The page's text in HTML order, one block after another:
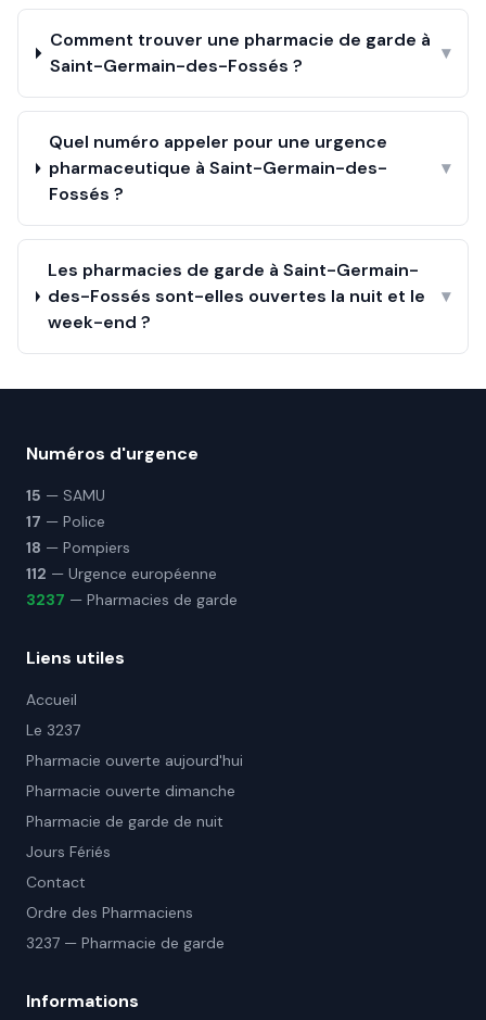
Comment trouver une pharmacie de garde à
Saint-Germain-des-Fossés ?
▾
Quel numéro appeler pour une urgence
pharmaceutique à Saint-Germain-des-
Fossés ?
▾
Les pharmacies de garde à Saint-Germain-
des-Fossés sont-elles ouvertes la nuit et le
week-end ?
▾
Numéros d'urgence
15 — SAMU
17 — Police
18 — Pompiers
112 — Urgence européenne
3237 — Pharmacies de garde
Liens utiles
Accueil
Le 3237
Pharmacie ouverte aujourd'hui
Pharmacie ouverte dimanche
Pharmacie de garde de nuit
Jours Fériés
Contact
Ordre des Pharmaciens
3237 — Pharmacie de garde
Informations